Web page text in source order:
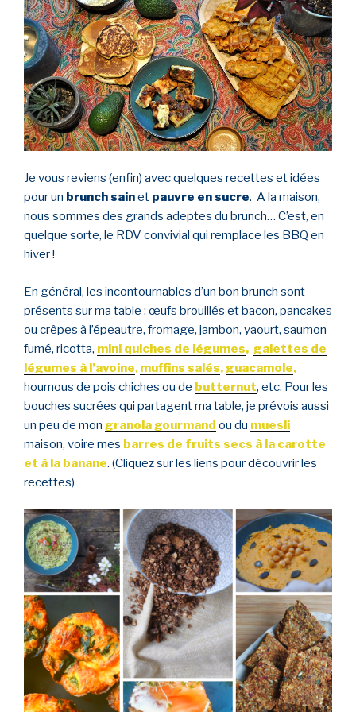
Je vous reviens (enfin) avec quelques recettes et idées
pour un brunch sainet pauvre en sucre. A la maison,
nous sommes des grands adeptes du brunch… C’est, en
quelque sorte, le RDV convivial qui remplace les BBQ en
hiver !
En général, les incontournables d’un bon brunch sont
présents sur ma table : œufs brouillés et bacon, pancakes
ou crêpes à l’épeautre, fromage, jambon, yaourt, saumon
fumé, ricotta, mini quiches de légumes, galettes de
légumes à l’avoine, muffins salés,guacamole,
houmous de pois chiches ou de butternut, etc. Pour les
bouches sucrées qui partagent ma table, je prévois aussi
un peu de mon granola gourmand ou du muesli
maison, voire mes barres de fruits secs à la carotte
et à la banane. (Cliquez sur les liens pour découvrir les
recettes)